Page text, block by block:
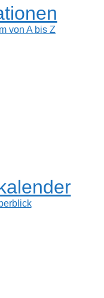
von A bis Z